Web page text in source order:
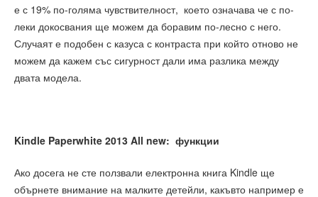
е с 19% по-голяма чувствителност, което означава че с по-
леки докосвания ще можем да боравим по-лесно с него.
Случаят е подобен с казуса с контраста при който отново не
можем да кажем със сигурност дали има разлика между
двата модела.
Kindle Paperwhite 2013 All new: функции
Ако досега не сте ползвали електронна книга Kindle ще
обърнете внимание на малките детейли, какъвто например е